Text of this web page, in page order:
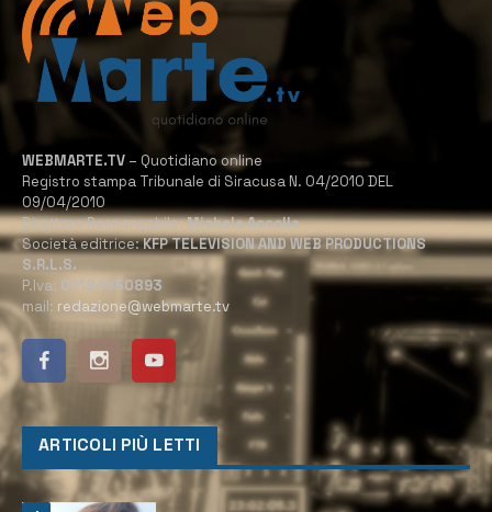
WEBMARTE.TV – Quotidiano online
Registro stampa Tribunale di Siracusa N. 04/2010 DEL
09/04/2010
Direttore Responsabile:Michele Accolla
Società editrice:KFP TELEVISION AND WEB PRODUCTIONS
S.R.L.S.
P.Iva: 02184950893
mail: redazione@webmarte.tv
ARTICOLI PIÙ LETTI